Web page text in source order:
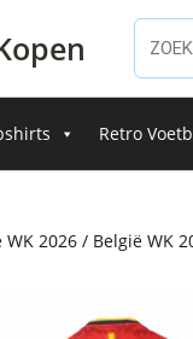
Retro
WK 2026 / België WK